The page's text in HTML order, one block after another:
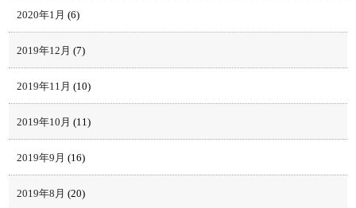
2020年1月 (6)
2019年12月 (7)
2019年11月 (10)
2019年10月 (11)
2019年9月 (16)
2019年8月 (20)